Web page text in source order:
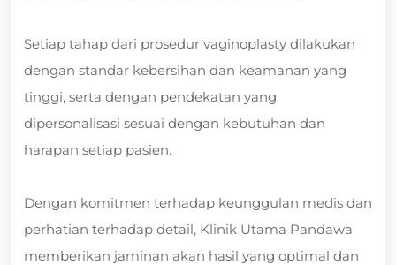
Setiap tahap dari prosedur vaginoplasty dilakukan
dengan standar kebersihan dan keamanan yang
tinggi, serta dengan pendekatan yang
dipersonalisasi sesuai dengan kebutuhan dan
harapan setiap pasien.
Dengan komitmen terhadap keunggulan medis dan
perhatian terhadap detail, Klinik Utama Pandawa
memberikan jaminan akan hasil yang optimal dan